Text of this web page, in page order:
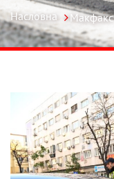
Насловна Макфакс